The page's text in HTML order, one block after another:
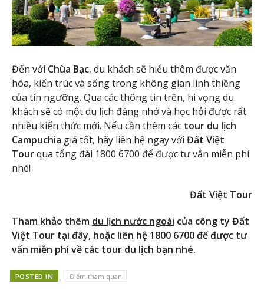
Đến với Chùa Bạc, du khách sẽ hiểu thêm được văn
hóa, kiến trúc và sống trong không gian linh thiêng
của tín ngưỡng. Qua các thông tin trên, hi vọng du
khách sẽ có một du lịch đáng nhớ và học hỏi được rất
nhiều kiến thức mới. Nếu cần thêm các tour du lịch
Campuchia giá tốt, hãy liên hệ ngay với Đất Việt
Tourqua tổng đài 1800 6700 để được tư vấn miễn phí
nhé!
Đất Việt Tour
Tham khảo thêm du lịch nước ngoài của công ty Đất
Việt Tour tại đây, hoặc liên hệ 1800 6700 để được tư
vấn miễn phí về các tour du lịch bạn nhé.
POSTED IN Điểm tham quan